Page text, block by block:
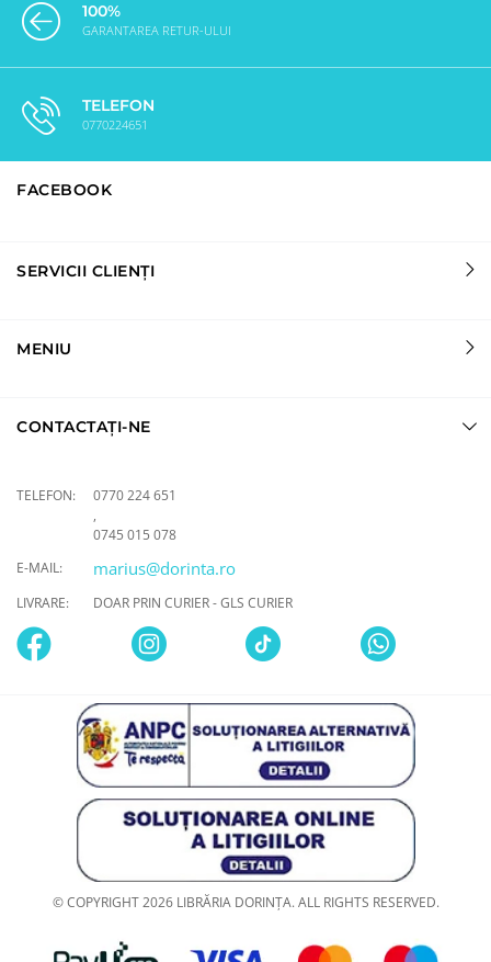
100%
GARANTAREA RETUR-ULUI
TELEFON
0770224651
FACEBOOK
SERVICII CLIENȚI
MENIU
CONTACTAȚI-NE
TELEFON:
0770 224 651
,
0745 015 078
E-MAIL:
marius@dorinta.ro
LIVRARE: DOAR PRIN CURIER - GLS CURIER
© COPYRIGHT 2026 LIBRĂRIA DORINȚA. ALL RIGHTS RESERVED.